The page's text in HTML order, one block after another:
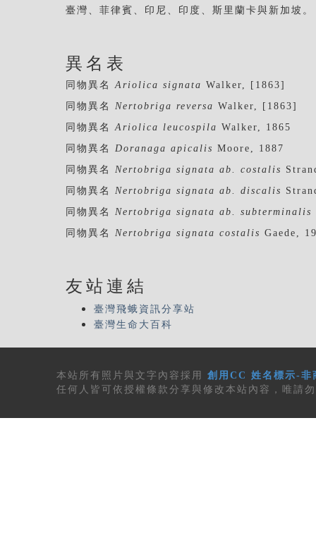
臺灣、菲律賓、印尼、印度、斯里蘭卡與新加坡。
異名表
同物異名Ariolica signata Walker, [1863]
同物異名 Nertobriga reversa Walker, [1863]
同物異名Ariolica leucospila Walker, 1865
同物異名 Doranaga apicalis Moore, 1887
同物異名 Nertobriga signata ab. costalis
同物異名 Nertobriga signata ab. discalis
同物異名 Nertobriga signata ab. subterminalis
同物異名 Nertobriga signata costalis Gaede,
友站連結
臺灣飛蛾資訊分享站
臺灣生命大百科
本站所有 照片與文字內容 採用 創用CC 姓名標示-
任何人皆可依授權條款分享與修改本站內容，唯請